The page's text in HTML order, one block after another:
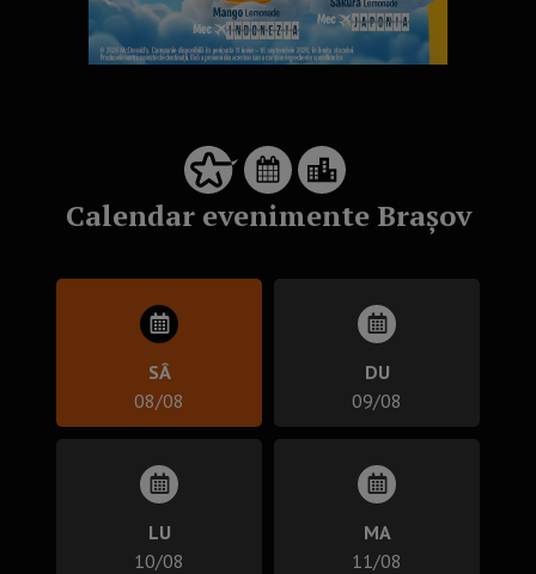
Calendar evenimente Brașov
SÂ
08/08
DU
09/08
LU
10/08
MA
11/08